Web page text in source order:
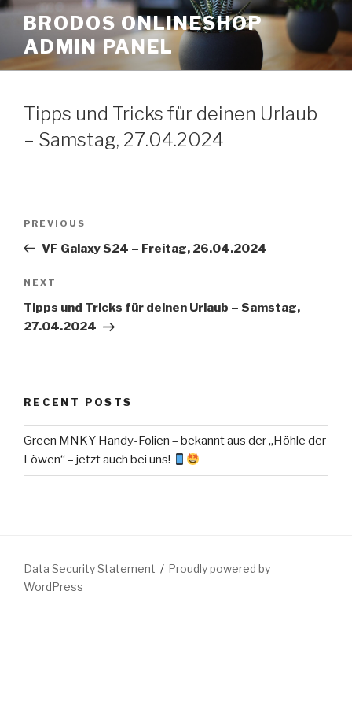
Skip
content
BRODOS ONLINESHOP
ADMIN PANEL
Tipps und Tricks für deinen Urlaub
– Samstag, 27.04.2024
Previous
Post
PREVIOUS
VF Galaxy S24 – Freitag, 26.04.2024
Next
Post
NEXT
Tipps und Tricks für deinen Urlaub – Samstag,
27.04.2024
RECENT POSTS
Green MNKY Handy-Folien – bekannt aus der „Höhle der
Löwen“ – jetzt auch bei uns!
Data Security Statement
Proudly powered by
WordPress